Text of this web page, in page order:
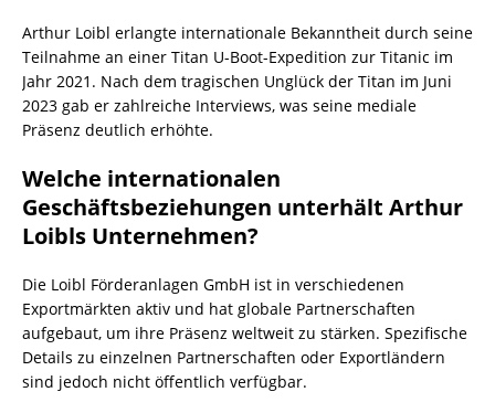
Arthur Loibl erlangte internationale Bekanntheit durch seine
Teilnahme an einer Titan U-Boot-Expedition zur Titanic im
Jahr 2021. Nach dem tragischen Unglück der Titan im Juni
2023 gab er zahlreiche Interviews, was seine mediale
Präsenz deutlich erhöhte.
Welche internationalen
Geschäftsbeziehungen unterhält Arthur
Loibls Unternehmen?
Die Loibl Förderanlagen GmbH ist in verschiedenen
Exportmärkten aktiv und hat globale Partnerschaften
aufgebaut, um ihre Präsenz weltweit zu stärken. Spezifische
Details zu einzelnen Partnerschaften oder Exportländern
sind jedoch nicht öffentlich verfügbar.